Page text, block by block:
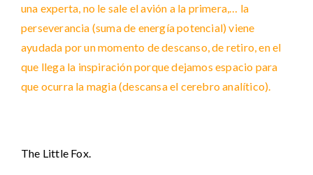
una experta, no le sale el avión a la primera,… la
perseverancia (suma de energía potencial) viene
ayudada por un momento de descanso, de retiro, en el
que llega la inspiración porque dejamos espacio para
que ocurra la magia (descansa el cerebro analítico).
The Little Fox.